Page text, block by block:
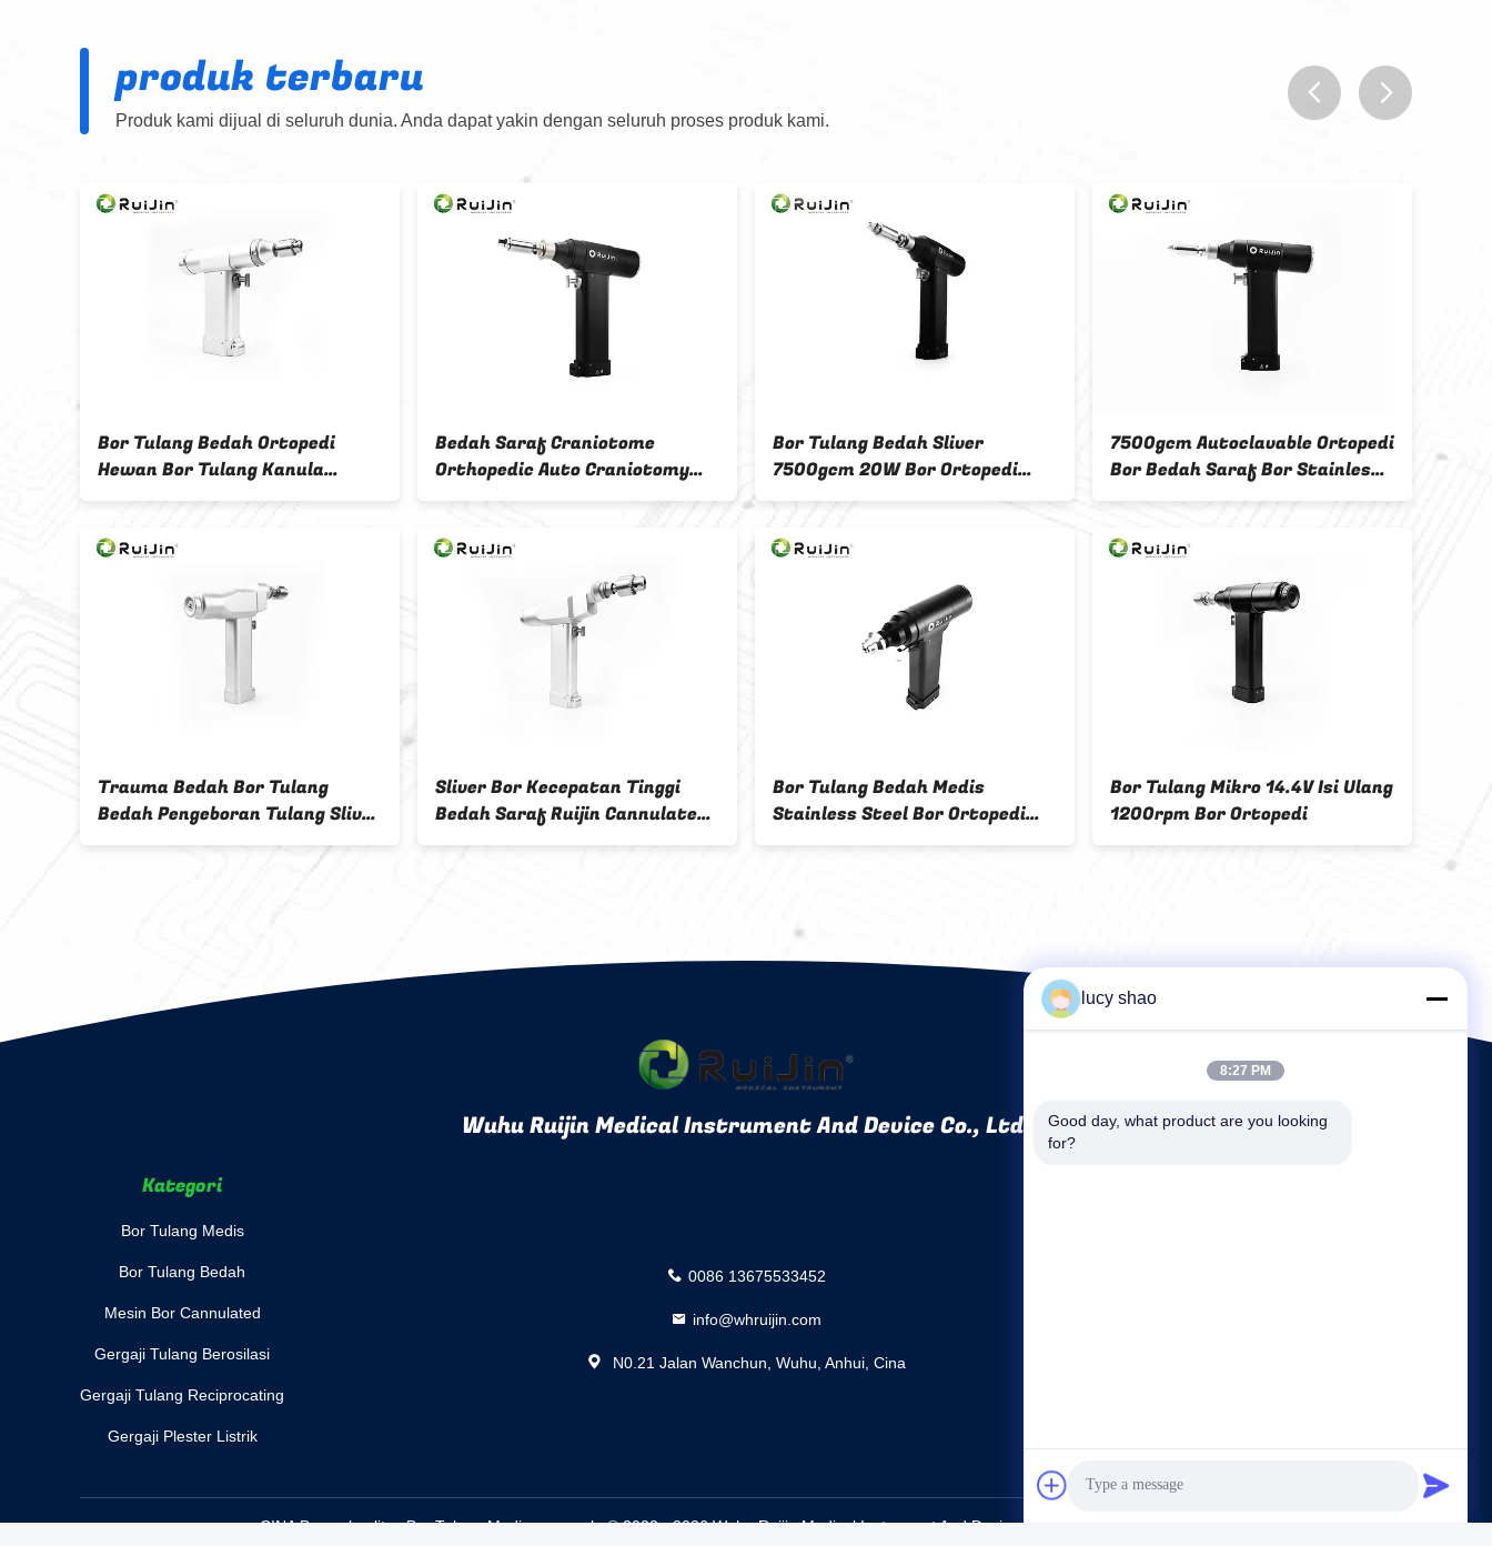
produk terbaru
Produk kami dijual di seluruh dunia. Anda dapat yakin dengan seluruh proses produk kami.
Bor Tulang Bedah Ortopedi
Hewan Bor Tulang Kanula
Untuk Tulang Kecil
Bedah Saraf Craniotome
Orthopedic Auto Craniotomy
Bor 900r/Min 7500gcm
Bor Tulang Bedah Sliver
7500gcm 20W Bor Ortopedi
yang Dioperasikan dengan
7500gcm Autoclavable Ortopedi
Bor Bedah Saraf Bor Stainless
Steel
Trauma Bedah Bor Tulang
Bedah Pengeboran Tulang Sliver
Sliver Bor Kecepatan Tinggi
Bedah Saraf Ruijin Cannulated
Bone Drill
Bor Tulang Bedah Medis
Stainless Steel Bor Ortopedi
Autoclavable 100V-240V
Bor Tulang Mikro 14.4V Isi Ulang
1200rpm Bor Ortopedi
Wuhu Ruijin Medical Instrument And Device Co., Ltd.
Kategori
Bor Tulang Medis
Bor Tulang Bedah
Mesin Bor Cannulated
Gergaji Tulang Berosilasi
Gergaji Tulang Reciprocating
Gergaji Plester Listrik
0086 13675533452
info@whruijin.com
N0.21 Jalan Wanchun, Wuhu, Anhui, Cina
CINA Bagus kualitas Bor Tulang Medis pemasok. © 2022 - 2026 Wuhu Ruijin Medical Instrument And Device Co., Ltd.. All Rights Reserved.
lucy shao
8:27 PM
Good day, what product are you looking
for?